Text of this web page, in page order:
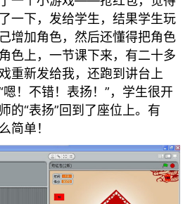
一下，发给学生，结果学生玩
增加角色，然后还懂得把角色
色上，一节课下来，有二十多
重新发给我，还跑到讲台上
！不错！表扬！”，学生很开
的“表扬”回到了座位上。有
简单！